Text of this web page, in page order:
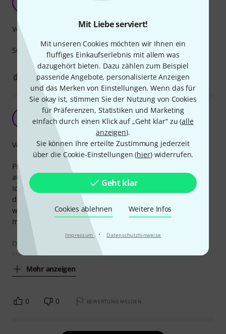
Mit Liebe serviert!
Mit unseren Cookies möchten wir Ihnen ein
fluffiges Einkaufserlebnis mit allem was
dazugehört bieten. Dazu zählen zum Beispiel
passende Angebote, personalisierte Anzeigen
und das Merken von Einstellungen. Wenn das für
Sie okay ist, stimmen Sie der Nutzung von Cookies
für Präferenzen, Statistiken und Marketing
einfach durch einen Klick auf „Geht klar“ zu (alle
anzeigen).
Sie können Ihre erteilte Zustimmung jederzeit
über die Cookie-Einstellungen (hier) widerrufen.
Geht klar
Cookies ablehnen Weitere Infos
Impressum · Datenschutzhinweise
Super! Noderīga lieta.
Verarbeitung
0 BEWERTUNG MELDEN
Zu teuer und zu klein
ArchBTW 04.09.2024
Preislich zu teuer für das wenige Plastik. Zudem vom FOH
aus kaum noch zu erkennen, kann lediglich für die
Identifizierung verwendet werden, wenn man das Mikro in
der Hand hat. Das Ringsystem bei den Sennheiser G3/G4
war deutlich besser, es sei denn man möchte es gerade
möglichst dezent.
Die Anbringung ist auch etwas kompliziert, da man das
kleine Teil
Mehr anzeigen
Verarbeitung
0 0 BEWERTUNG MELDEN